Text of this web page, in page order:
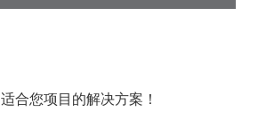
合您项目的解决方案！